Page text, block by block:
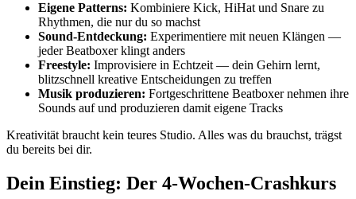
Eigene Patterns: Kombiniere Kick, HiHat und Snare zu
Rhythmen, die nur du so machst
Sound-Entdeckung: Experimentiere mit neuen Klängen —
jeder Beatboxer klingt anders
Freestyle: Improvisiere in Echtzeit — dein Gehirn lernt,
blitzschnell kreative Entscheidungen zu treffen
Musik produzieren: Fortgeschrittene Beatboxer nehmen ihre
Sounds auf und produzieren damit eigene Tracks
Kreativität braucht kein teures Studio. Alles was du brauchst, trägst
du bereits bei dir.
Dein Einstieg: Der 4-Wochen-Crashkurs